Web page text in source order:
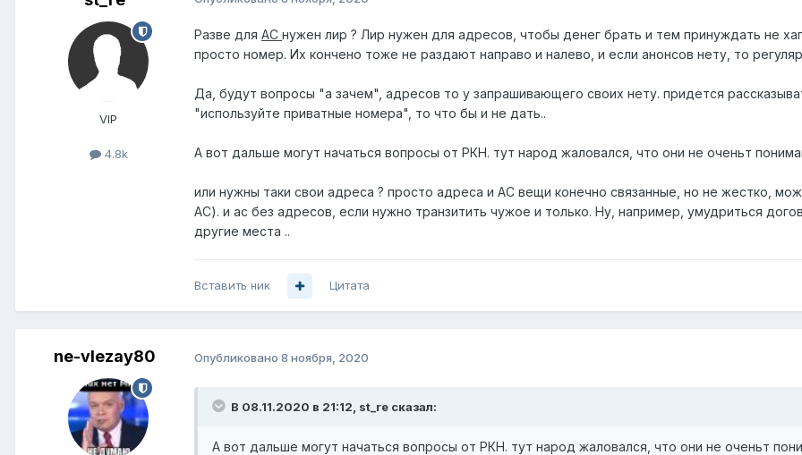
VIP
4.8k
Разве для АС нужен лир ? Лир нужен для адресов, чтобы денег брать и тем принуждать не
просто номер. Их кончено тоже не раздают направо и налево, и если анонсов нету, то
Да, будут вопросы "а зачем", адресов то у запрашивающего своих нету. придется
"используйте приватные номера", то что бы и не дать..
А вот дальше могут начаться вопросы от РКН. тут народ жаловался, что они не оченьт
или нужны таки свои адреса ? просто адреса и АС вещи конечно связанные, но не жестко,
АС). и ас без адресов, если нужно транзитить чужое и только. Ну, например, умудриться
другие места ..
Вставить ник Цитата
ne-vlezay80 Опубликовано 8 ноября, 2020
В 08.11.2020 в 21:12, st_re сказал:
А вот дальше могут начаться вопросы от РКН. тут народ жаловался, что они не оченьт